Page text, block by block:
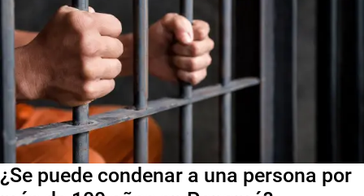
¿Se puede condenar a una persona por